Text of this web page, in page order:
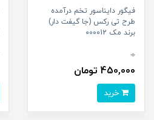
فیگور دایناسور تخم درآمده
طرح تی رکس (جا گیفت دار)
برند مک 000012
0
450,000 تومان